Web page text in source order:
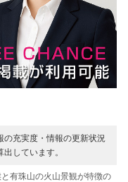
の充実度・情報の更新状況
しています。
有珠山の火山景観が特徴の